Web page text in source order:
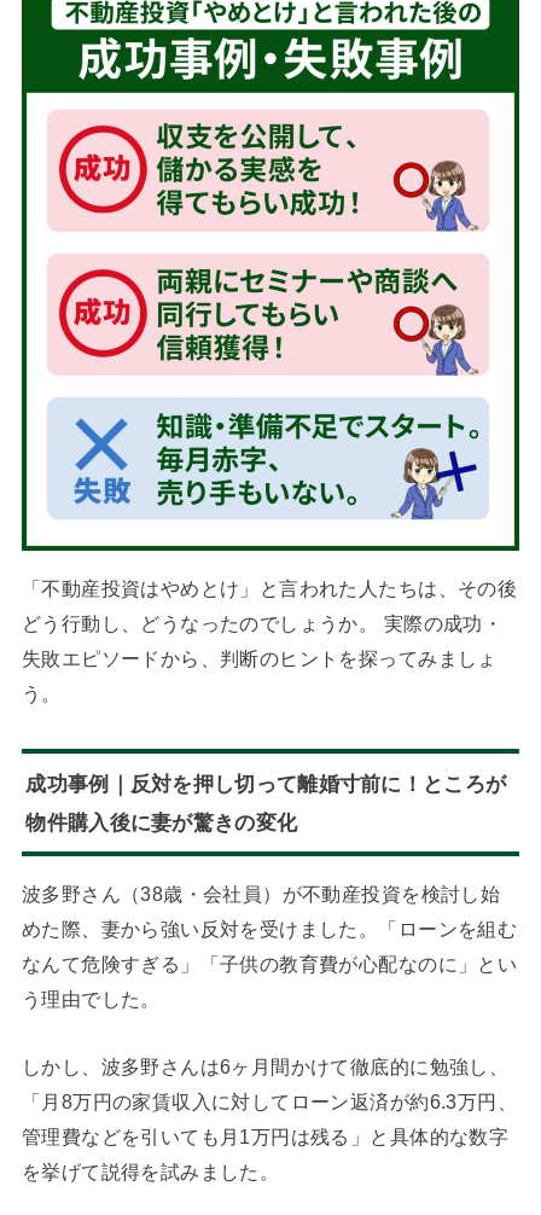
「不動産投資はやめとけ」と言われた人たちは、その後
どう行動し、どうなったのでしょうか。 実際の成功・
失敗エピソードから、判断のヒントを探ってみましょ
う。
成功事例｜反対を押し切って離婚寸前に！ところが
物件購入後に妻が驚きの変化
波多野さん（38歳・会社員）が不動産投資を検討し始
めた際、妻から強い反対を受けました。「ローンを組む
なんて危険すぎる」「子供の教育費が心配なのに」とい
う理由でした。
しかし、波多野さんは6ヶ月間かけて徹底的に勉強し、
「月8万円の家賃収入に対してローン返済が約6.3万円、
管理費などを引いても月1万円は残る」と具体的な数字
を挙げて説得を試みました。